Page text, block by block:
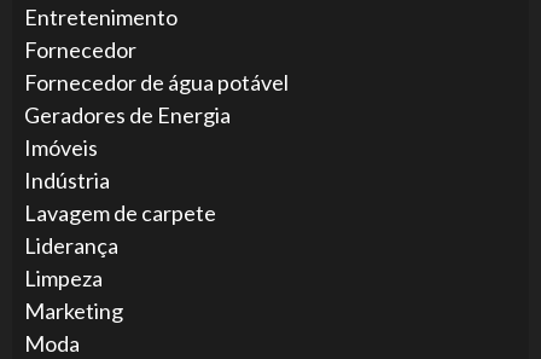
Entretenimento
Fornecedor
Fornecedor de água potável
Geradores de Energia
Imóveis
Indústria
Lavagem de carpete
Liderança
Limpeza
Marketing
Moda